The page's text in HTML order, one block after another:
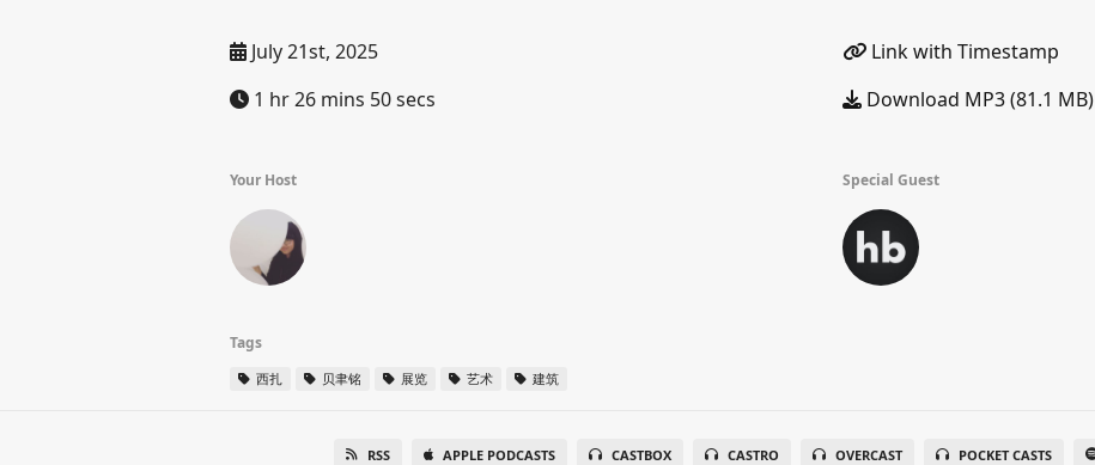
July 21st, 2025
1 hr 26 mins 50 secs
Link with Timestamp
Download MP3 (81.1 MB)
Your Host Special Guest
Tags
西扎 贝聿铭 展览 艺术 建筑
RSS APPLE PODCASTS CASTBOX CASTRO OVERCAST POCKET CASTS